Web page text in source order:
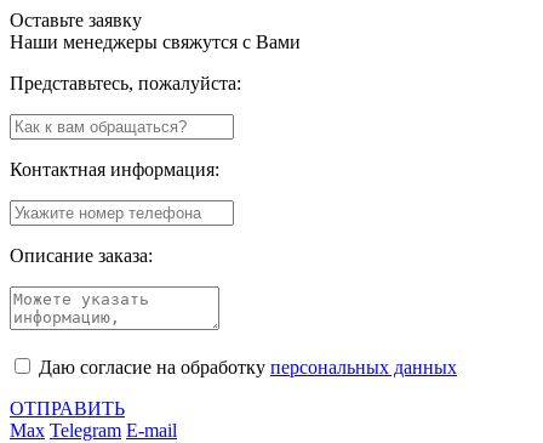
Оставьте заявку
Наши менеджеры свяжутся с Вами
Представьтесь, пожалуйста:
Контактная информация:
Описание заказа:
Даю согласие на обработку персональных данных
ОТПРАВИТЬ
Max Telegram E-mail